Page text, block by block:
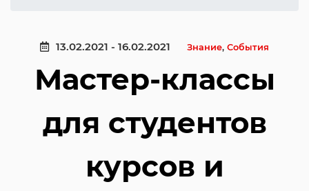
13.02.2021 - 16.02.2021 Знание, События
Мастер-классы
для студентов
курсов и